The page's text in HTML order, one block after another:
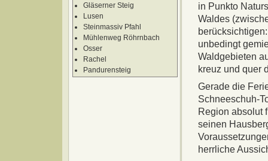
Gläserner Steig
Lusen
Steinmassiv Pfahl
Mühlenweg Röhrnbach
Osser
Rachel
Pandurensteig
in Punkto
Waldes
unbedingt
Waldgebieten
kreuz und quer
Gerade die
Schneeschuh-
Region absolut
seinen
herrliche